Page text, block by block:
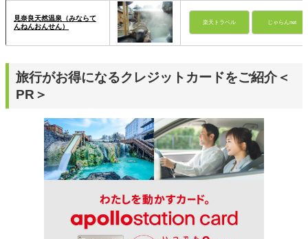
見奈良天然温泉（みならて
んねんおんせん）
楽天トラベル じゃらんnet
旅行がお得になるクレジットカードをご紹介＜
PR＞